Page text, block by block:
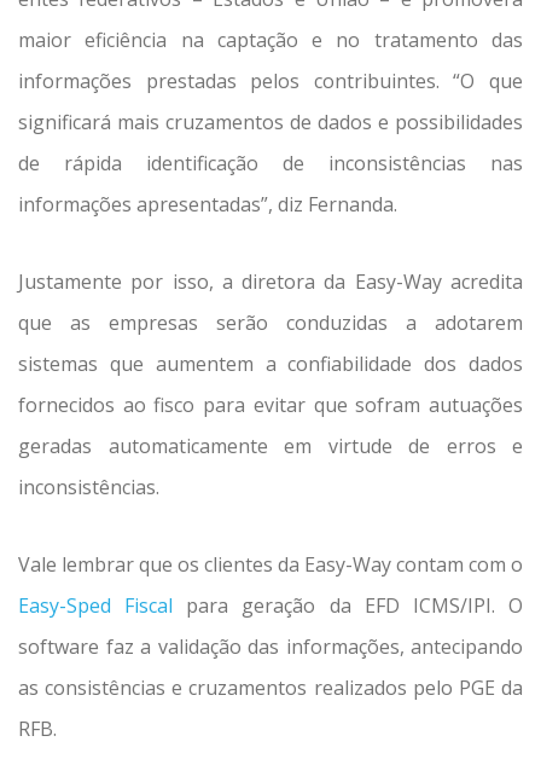
maior eficiência na captação e no tratamento das
informações prestadas pelos contribuintes. “O que
significará mais cruzamentos de dados e possibilidades
de rápida identificação de inconsistências nas
informações apresentadas”, diz Fernanda.
Justamente por isso, a diretora da Easy-Way acredita
que as empresas serão conduzidas a adotarem
sistemas que aumentem a confiabilidade dos dados
fornecidos ao fisco para evitar que sofram autuações
geradas automaticamente em virtude de erros e
inconsistências.
Vale lembrar que os clientes da Easy-Way contam com o
Easy-Sped Fiscal para geração da EFD ICMS/IPI. O
software faz a validação das informações, antecipando
as consistências e cruzamentos realizados pelo PGE da
RFB.